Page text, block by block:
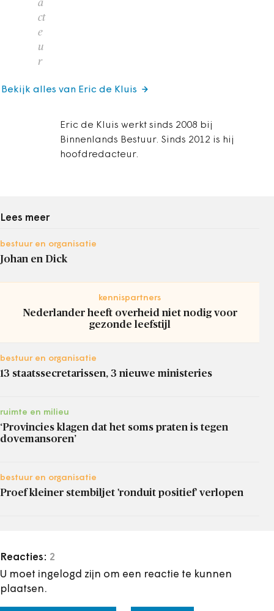
a
ct
e
u
r
Eric de Kluis werkt sinds 2008 bij
Binnenlands Bestuur. Sinds 2012 is hij
hoofdredacteur.
Bekijk alles van Eric de Kluis
Lees meer
bestuur en organisatie
Johan en Dick
kennispartners
Nederlander heeft overheid niet nodig voor
gezonde leefstijl
bestuur en organisatie
13 staatssecretarissen, 3 nieuwe ministeries
ruimte en milieu
‘Provincies klagen dat het soms praten is tegen
dovemansoren’
bestuur en organisatie
Proef kleiner stembiljet 'ronduit positief' verlopen
Reacties: 2
U moet ingelogd zijn om een reactie te kunnen
plaatsen.